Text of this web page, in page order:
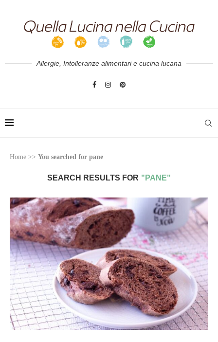
Allergie, Intolleranze alimentari e cucina lucana
Home >> You searched for pane
SEARCH RESULTS FOR "PANE"